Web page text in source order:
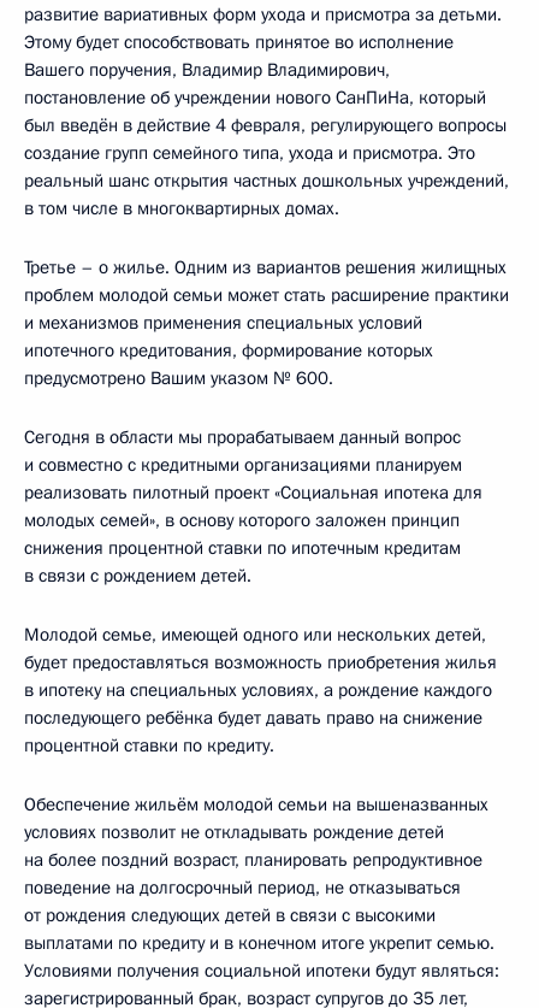
развитие вариативных форм ухода и присмотра за детьми.
Этому будет способствовать принятое во исполнение
Вашего поручения, Владимир Владимирович,
постановление об учреждении нового СанПиНа, который
был введён в действие 4 февраля, регулирующего вопросы
создание групп семейного типа, ухода и присмотра. Это
реальный шанс открытия частных дошкольных учреждений,
в том числе в многоквартирных домах.
Третье – о жилье. Одним из вариантов решения жилищных
проблем молодой семьи может стать расширение практики
и механизмов применения специальных условий
ипотечного кредитования, формирование которых
предусмотрено Вашим указом № 600.
Сегодня в области мы прорабатываем данный вопрос
и совместно с кредитными организациями планируем
реализовать пилотный проект «Социальная ипотека для
молодых семей», в основу которого заложен принцип
снижения процентной ставки по ипотечным кредитам
в связи с рождением детей.
Молодой семье, имеющей одного или нескольких детей,
будет предоставляться возможность приобретения жилья
в ипотеку на специальных условиях, а рождение каждого
последующего ребёнка будет давать право на снижение
процентной ставки по кредиту.
Обеспечение жильём молодой семьи на вышеназванных
условиях позволит не откладывать рождение детей
на более поздний возраст, планировать репродуктивное
поведение на долгосрочный период, не отказываться
от рождения следующих детей в связи с высокими
выплатами по кредиту и в конечном итоге укрепит семью.
Условиями получения социальной ипотеки будут являться:
зарегистрированный брак, возраст супругов до 35 лет,